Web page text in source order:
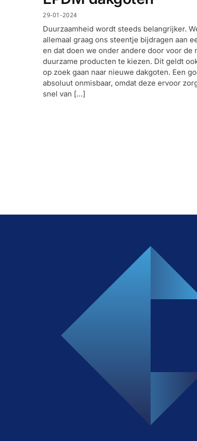
29-01-2024
Duurzaamheid wordt steeds belangrijker.
allemaal graag ons steentje bijdragen aan
en dat doen we onder andere door voor de
duurzame producten te kiezen. Dit geldt
op zoek gaan naar nieuwe dakgoten. Een
absoluut onmisbaar, omdat deze ervoor
snel van […]